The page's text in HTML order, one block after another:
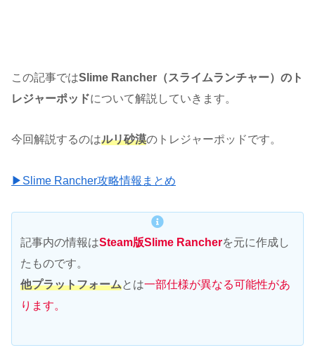
この記事ではSlime Rancher（スライムランチャー）のト
レジャーポッドについて解説していきます。
今回解説するのはルリ砂漠のトレジャーポッドです。
▶Slime Rancher攻略情報まとめ
記事内の情報はSteam版Slime Rancherを元に作成し
たものです。
他プラットフォームとは一部仕様が異なる可能性があ
ります。